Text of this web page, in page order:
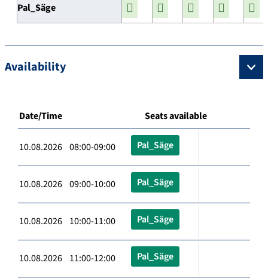
Pal_Säge
Availability
Date/Time Seats available
10.08.2026 08:00-09:00 Pal_Säge
10.08.2026 09:00-10:00 Pal_Säge
10.08.2026 10:00-11:00 Pal_Säge
10.08.2026 11:00-12:00 Pal_Säge